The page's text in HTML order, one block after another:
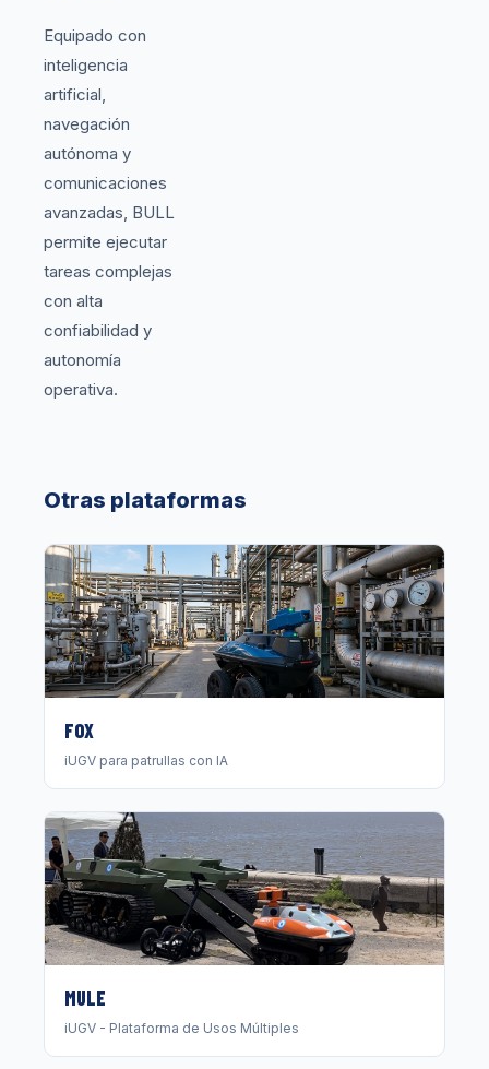
Equipado con
inteligencia
artificial,
navegación
autónoma y
comunicaciones
avanzadas, BULL
permite ejecutar
tareas complejas
con alta
confiabilidad y
autonomía
operativa.
Otras plataformas
FOX
iUGV para patrullas con IA
MULE
iUGV - Plataforma de Usos Múltiples